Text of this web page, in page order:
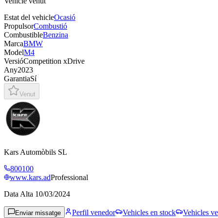
Estat del vehicleOcasió
PropulsorCombustió
CombustibleBenzina
MarcaBMW
ModelM4
VersióCompetition xDrive
Any2023
GarantiaSí
Venut
Kars Automòbils SL
800100
www.kars.adProfessional
Data Alta 10/03/2024
Enviar missatge Perfil venedor Vehicles en stock Vehicles